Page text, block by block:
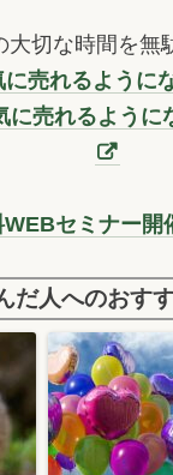
大切な時間を無
に売れるように
に売れるように
セミナー開
だ人へのおす